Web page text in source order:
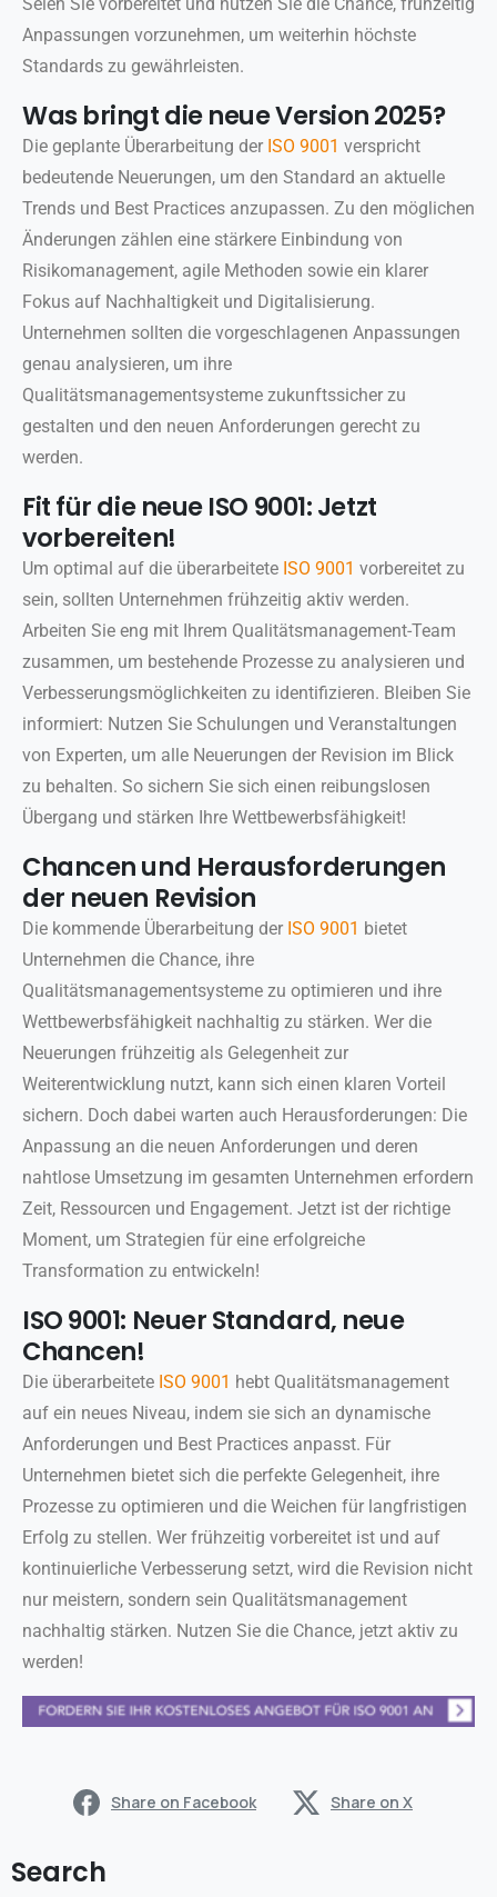
Anpassungen vorzunehmen, um weiterhin höchste
Standards zu gewährleisten.
Was bringt die neue Version 2025?
Die geplante Überarbeitung der ISO 9001 verspricht
bedeutende Neuerungen, um den Standard an aktuelle
Trends und Best Practices anzupassen. Zu den möglichen
Änderungen zählen eine stärkere Einbindung von
Risikomanagement, agile Methoden sowie ein klarer
Fokus auf Nachhaltigkeit und Digitalisierung.
Unternehmen sollten die vorgeschlagenen Anpassungen
genau analysieren, um ihre
Qualitätsmanagementsysteme zukunftssicher zu
gestalten und den neuen Anforderungen gerecht zu
werden.
Fit für die neue ISO 9001: Jetzt
vorbereiten!
Um optimal auf die überarbeitete ISO 9001 vorbereitet zu
sein, sollten Unternehmen frühzeitig aktiv werden.
Arbeiten Sie eng mit Ihrem Qualitätsmanagement-Team
zusammen, um bestehende Prozesse zu analysieren und
Verbesserungsmöglichkeiten zu identifizieren. Bleiben Sie
informiert: Nutzen Sie Schulungen und Veranstaltungen
von Experten, um alle Neuerungen der Revision im Blick
zu behalten. So sichern Sie sich einen reibungslosen
Übergang und stärken Ihre Wettbewerbsfähigkeit!
Chancen und Herausforderungen
der neuen Revision
Die kommende Überarbeitung der ISO 9001 bietet
Unternehmen die Chance, ihre
Qualitätsmanagementsysteme zu optimieren und ihre
Wettbewerbsfähigkeit nachhaltig zu stärken. Wer die
Neuerungen frühzeitig als Gelegenheit zur
Weiterentwicklung nutzt, kann sich einen klaren Vorteil
sichern. Doch dabei warten auch Herausforderungen: Die
Anpassung an die neuen Anforderungen und deren
nahtlose Umsetzung im gesamten Unternehmen erfordern
Zeit, Ressourcen und Engagement. Jetzt ist der richtige
Moment, um Strategien für eine erfolgreiche
Transformation zu entwickeln!
ISO 9001: Neuer Standard, neue
Chancen!
Die überarbeitete ISO 9001 hebt Qualitätsmanagement
auf ein neues Niveau, indem sie sich an dynamische
Anforderungen und Best Practices anpasst. Für
Unternehmen bietet sich die perfekte Gelegenheit, ihre
Prozesse zu optimieren und die Weichen für langfristigen
Erfolg zu stellen. Wer frühzeitig vorbereitet ist und auf
kontinuierliche Verbesserung setzt, wird die Revision nicht
nur meistern, sondern sein Qualitätsmanagement
nachhaltig stärken. Nutzen Sie die Chance, jetzt aktiv zu
werden!
Share on Facebook Share on X
Search